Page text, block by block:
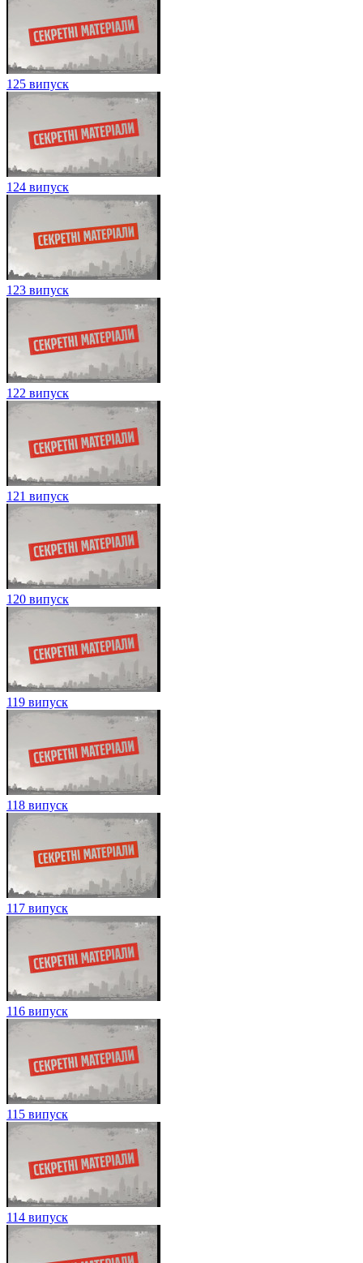
125 випуск
124 випуск
123 випуск
122 випуск
121 випуск
120 випуск
119 випуск
118 випуск
117 випуск
116 випуск
115 випуск
114 випуск